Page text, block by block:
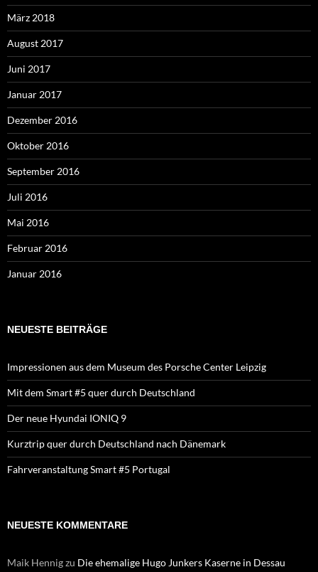
März 2018
August 2017
Juni 2017
Januar 2017
Dezember 2016
Oktober 2016
September 2016
Juli 2016
Mai 2016
Februar 2016
Januar 2016
NEUESTE BEITRÄGE
Impressionen aus dem Museum des Porsche Center Leipzig
Mit dem Smart #5 quer durch Deutschland
Der neue Hyundai IONIQ 9
Kurztrip quer durch Deutschland nach Dänemark
Fahrveranstaltung Smart #5 Portugal
NEUESTE KOMMENTARE
Maik Hennigzu Die ehemalige Hugo Junkers Kaserne in Dessau